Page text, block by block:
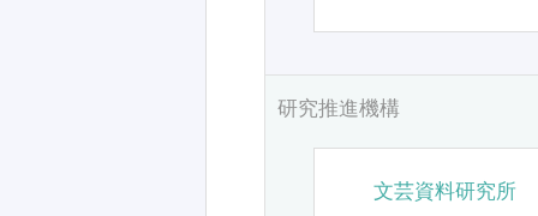
研究推進機構
文芸資料研究所